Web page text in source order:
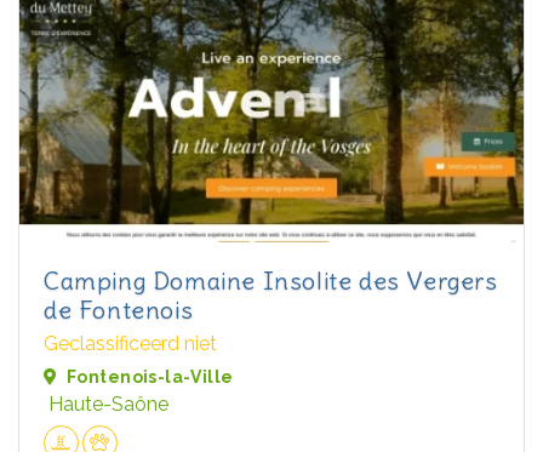
Camping Domaine Insolite des Vergers
de Fontenois
Geclassificeerd niet
Fontenois-la-Ville
Haute-Saône